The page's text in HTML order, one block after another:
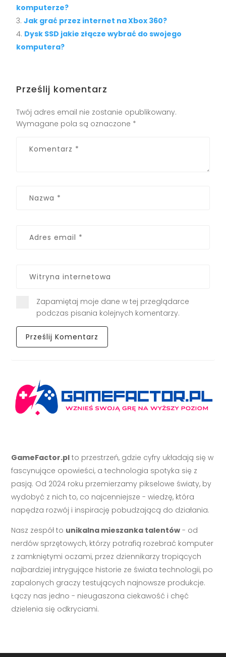
komputerze?
Jak grać przez internet na Xbox 360?
Dysk SSD jakie złącze wybrać do swojego
komputera?
Prześlij komentarz
Twój adres email nie zostanie opublikowany.
Wymagane pola są oznaczone *
Zapamiętaj moje dane w tej przeglądarce
podczas pisania kolejnych komentarzy.
GameFactor.pl to przestrzeń, gdzie cyfry układają się w
fascynujące opowieści, a technologia spotyka się z
pasją. Od 2024 roku przemierzamy pikselowe światy, by
wydobyć z nich to, co najcenniejsze - wiedzę, która
napędza rozwój i inspirację pobudzającą do działania.
Nasz zespół to unikalna mieszanka talentów - od
nerdów sprzętowych, którzy potrafią rozebrać komputer
z zamkniętymi oczami, przez dziennikarzy tropiących
najbardziej intrygujące historie ze świata technologii, po
zapalonych graczy testujących najnowsze produkcje.
Łączy nas jedno - nieugaszona ciekawość i chęć
dzielenia się odkryciami.